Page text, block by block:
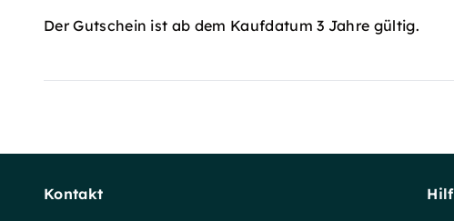
Der Gutschein ist ab dem Kaufdatum 3 Jahre gültig.
Kontakt